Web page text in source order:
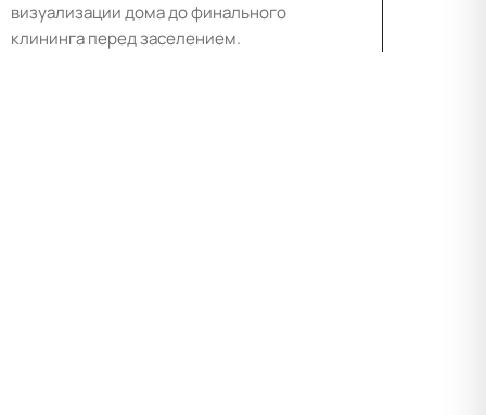
визуализации дома до финального
клининга перед заселением.